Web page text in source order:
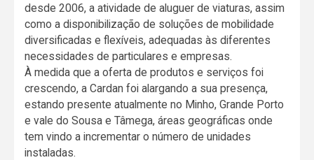
desde 2006, a atividade de aluguer de viaturas, assim
como a disponibilização de soluções de mobilidade
diversificadas e flexíveis, adequadas às diferentes
necessidades de particulares e empresas.
À medida que a oferta de produtos e serviços foi
crescendo, a Cardan foi alargando a sua presença,
estando presente atualmente no Minho, Grande Porto
e vale do Sousa e Tâmega, áreas geográficas onde
tem vindo a incrementar o número de unidades
instaladas.